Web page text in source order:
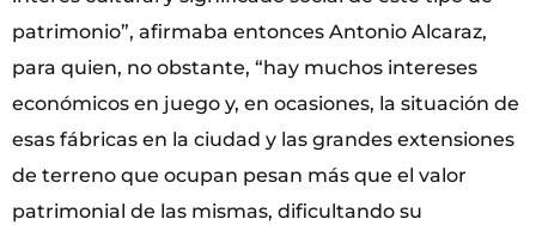
patrimonio”, afirmaba entonces Antonio Alcaraz,
para quien, no obstante, “hay muchos intereses
económicos en juego y, en ocasiones, la situación de
esas fábricas en la ciudad y las grandes extensiones
de terreno que ocupan pesan más que el valor
patrimonial de las mismas, dificultando su